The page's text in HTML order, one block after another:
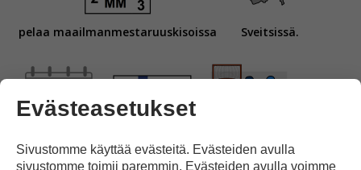
pelaa maailmanmestaruuskisoissa Sveitsissä.
Lauantaina Suomi pelaa välierissä
Evästeasetukset
Sivustomme käyttää evästeitä. Evästeiden avulla
sivustomme toimii paremmin. Evästeiden avulla voimme